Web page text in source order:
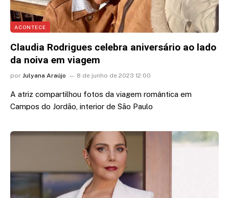
ACONTECE
Claudia Rodrigues celebra aniversário ao lado
da noiva em viagem
por Julyana Araújo 8 de junho de 2023 12:00
A atriz compartilhou fotos da viagem romântica em
Campos do Jordão, interior de São Paulo